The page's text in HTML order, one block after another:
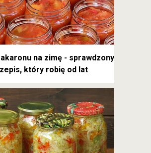
na zimę - sprawdzony
który robię od lat